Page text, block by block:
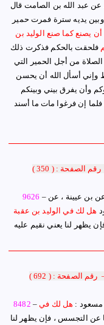
عبد الله بن الصامت قال
يديه سترة فمرت حمير
أن يصنع كما صنع الوليد بن
فلحقت بالحكم فذكرت ذلك
من أجل الحمير التي
وإني أسأل الله أن يحسن
وأن يفرق بيني وبينكم
إن فرغوا مات ما أسند
رقم الصفحة : ( 350 )
9626
بن عيينة ، عن
هل لك في الوليد بن عقبة
يظهر لنا يعني نقيم عليه
رقم الصفحة : ( 692 )
8482 – مسعود : هل لك في
عن التجسس ، فإن يظهر لنا